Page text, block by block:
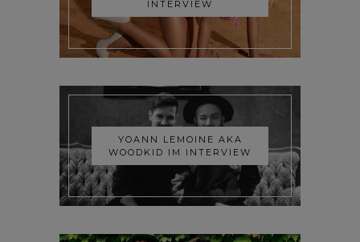
INTERVIEW
YOANN LEMOINE AKA
WOODKID IM INTERVIEW